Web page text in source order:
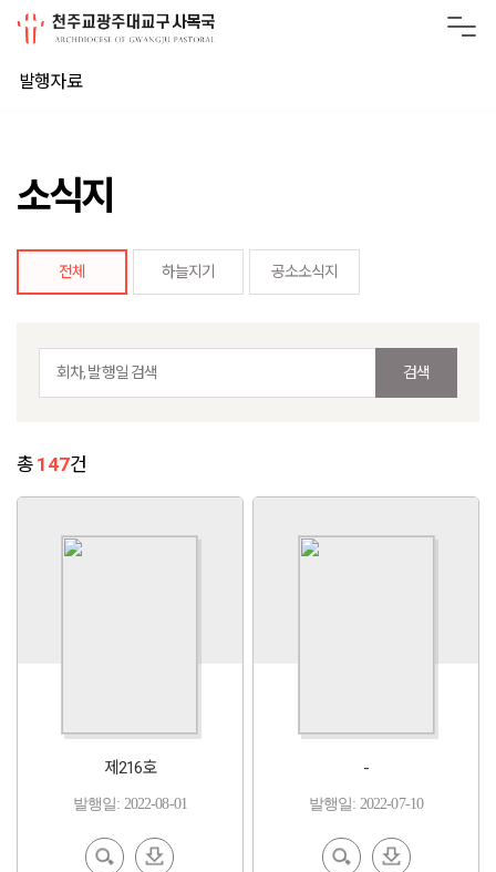
발행자료
소식지
전체 하늘지기 공소소식지
검색
총 147건
제216호
발행일: 2022-08-01
EBoo
k 보기
다운
로드
-
발행일: 2022-07-10
EBoo
k 보기
다운
로드